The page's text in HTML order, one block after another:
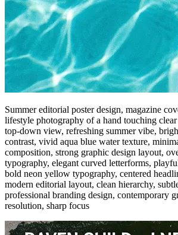
Summer editorial poster design, magazine
lifestyle photography of a hand touching
top-down view, refreshing summer vibe,
contrast, vivid aqua blue water texture,
composition, strong graphic design layout,
typography, elegant curved letterforms,
bold neon yellow typography, centered
modern editorial layout, clean hierarchy,
professional branding design, contemporary
resolution, sharp focus